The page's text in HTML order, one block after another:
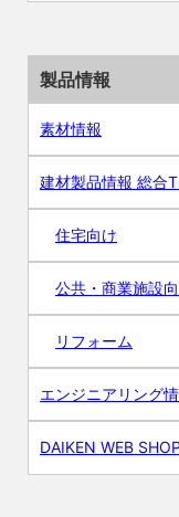
製品情報
素材情報
建材製品情報 総合
住宅向け
公共・商業施設
リフォーム
エンジニアリング
DAIKEN WEB SHOP